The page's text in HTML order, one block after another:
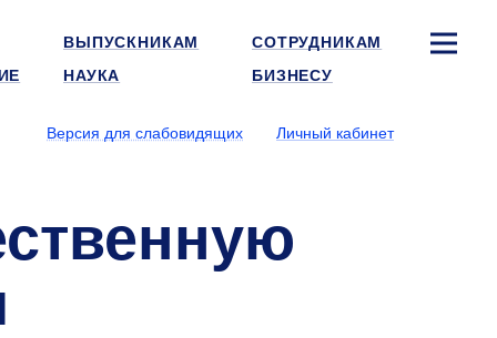
ВЫПУСКНИКАМ
СОТРУДНИКАМ
НАУКА БИЗНЕСУ
Версия для слабовидящих
Личный кабинет